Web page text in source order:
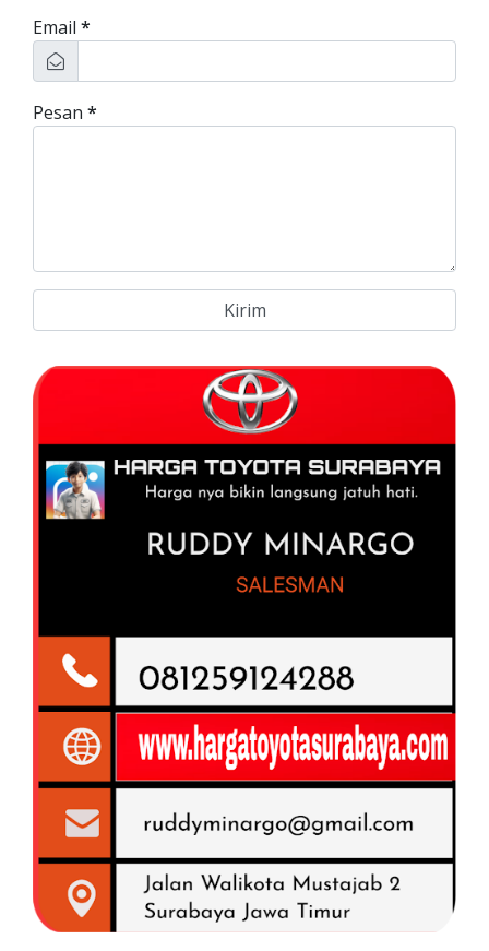
Email *
Pesan *